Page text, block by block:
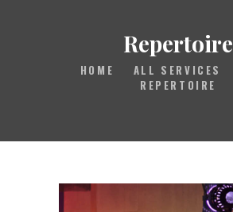
Repertoire
HOME ALL SERVICES
REPERTOIRE
MITSINGEN
BUCHEN